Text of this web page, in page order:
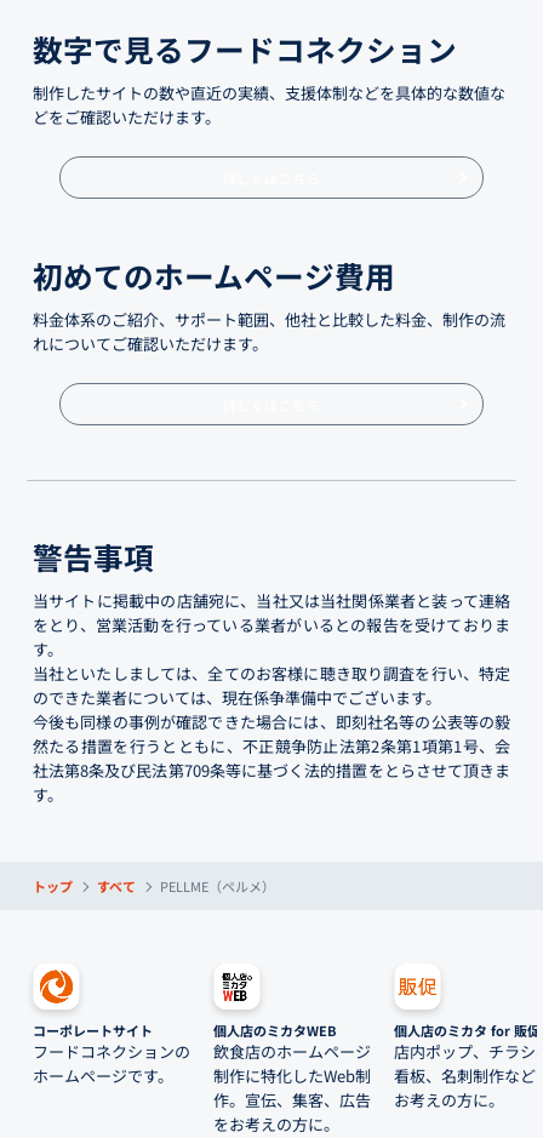
数字で見るフードコネクション
制作したサイトの数や直近の実績、支援体制などを具体的な数値な
どをご確認いただけます。
初めてのホームページ費用
料金体系のご紹介、サポート範囲、他社と比較した料金、制作の流
れについてご確認いただけます。
警告事項
当サイトに掲載中の店舗宛に、当社又は当社関係業者と装って連絡
をとり、営業活動を行っている業者がいるとの報告を受けておりま
す。
当社といたしましては、全てのお客様に聴き取り調査を行い、特定
のできた業者については、現在係争準備中でございます。
今後も同様の事例が確認できた場合には、即刻社名等の公表等の毅
然たる措置を行うとともに、不正競争防止法第2条第1項第1号、会
社法第8条及び民法第709条等に基づく法的措置をとらさせて頂きま
す。
トップ すべて PELLME（ペルメ）
コーポレートサイト
フードコネクションの
ホームページです。
個人店のミカタWEB
飲食店のホームページ
制作に特化したWeb制
作。宣伝、集客、広告
をお考えの方に。
個人店のミカタ for 販促
店内ポップ、チラシ
看板、名刺制作など
お考えの方に。